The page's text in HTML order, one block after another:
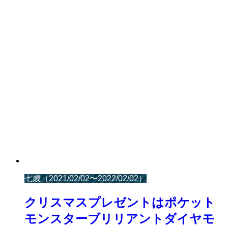
七歳（2021/02/02〜2022/02/02）
クリスマスプレゼントはポケット
モンスターブリリアントダイヤモ